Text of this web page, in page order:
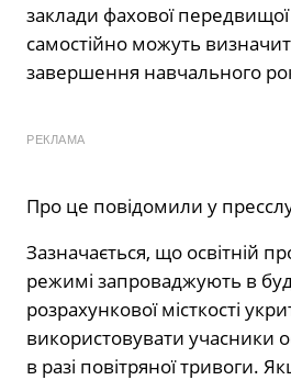
заклади фахової передвищої
самостійно можуть
завершення навчального
РЕКЛАМА
Про це повідомили у
Зазначається, що освітній
режимі запроваджують в
розрахункової місткості
використовувати учасники
в разі повітряної тривоги.